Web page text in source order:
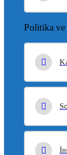
Politika ve